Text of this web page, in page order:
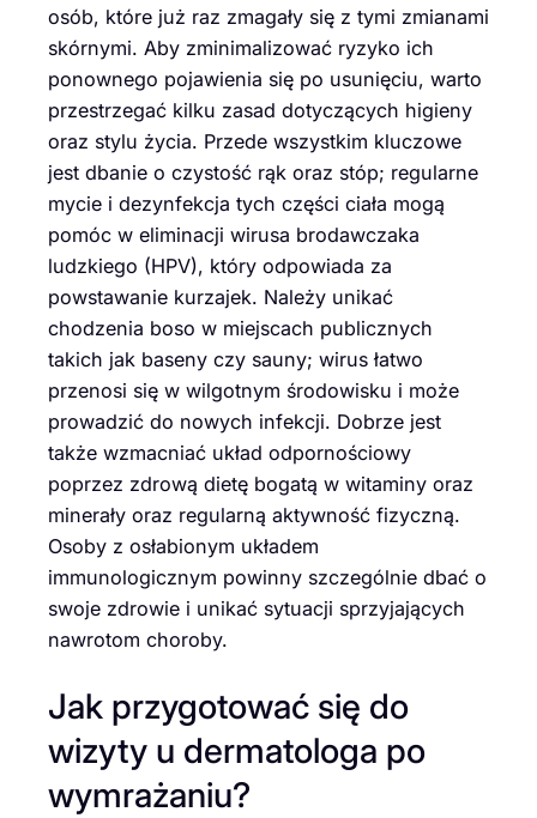
osób, które już raz zmagały się z tymi zmianami
skórnymi. Aby zminimalizować ryzyko ich
ponownego pojawienia się po usunięciu, warto
przestrzegać kilku zasad dotyczących higieny
oraz stylu życia. Przede wszystkim kluczowe
jest dbanie o czystość rąk oraz stóp; regularne
mycie i dezynfekcja tych części ciała mogą
pomóc w eliminacji wirusa brodawczaka
ludzkiego (HPV), który odpowiada za
powstawanie kurzajek. Należy unikać
chodzenia boso w miejscach publicznych
takich jak baseny czy sauny; wirus łatwo
przenosi się w wilgotnym środowisku i może
prowadzić do nowych infekcji. Dobrze jest
także wzmacniać układ odpornościowy
poprzez zdrową dietę bogatą w witaminy oraz
minerały oraz regularną aktywność fizyczną.
Osoby z osłabionym układem
immunologicznym powinny szczególnie dbać o
swoje zdrowie i unikać sytuacji sprzyjających
nawrotom choroby.
Jak przygotować się do
wizyty u dermatologa po
wymrażaniu?